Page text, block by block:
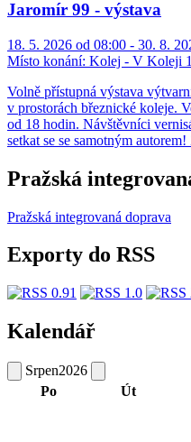
Jaromír 99 - výstava
18. 5. 2026 od 08:00 - 30. 8.
Místo konání: Kolej - V Koleji
Volně přístupná výstava
v prostorách březnické koleje.
od 18 hodin. Návštěvníci
setkat se se samotným
Pražská
Pražská integrovaná doprava
Exporty do RSS
Kalendář
Srpen2026
Po
Út